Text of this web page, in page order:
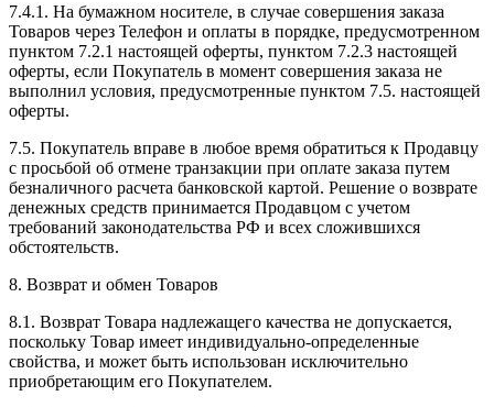
7.4.1. На бумажном носителе, в случае совершения заказа
Товаров через Телефон и оплаты в порядке, предусмотренном
пунктом 7.2.1 настоящей оферты, пунктом 7.2.3 настоящей
оферты, если Покупатель в момент совершения заказа не
выполнил условия, предусмотренные пунктом 7.5. настоящей
оферты.
7.5. Покупатель вправе в любое время обратиться к Продавцу
с просьбой об отмене транзакции при оплате заказа путем
безналичного расчета банковской картой. Решение о возврате
денежных средств принимается Продавцом с учетом
требований законодательства РФ и всех сложившихся
обстоятельств.
8. Возврат и обмен Товаров
8.1. Возврат Товара надлежащего качества не допускается,
поскольку Товар имеет индивидуально-определенные
свойства, и может быть использован исключительно
приобретающим его Покупателем.